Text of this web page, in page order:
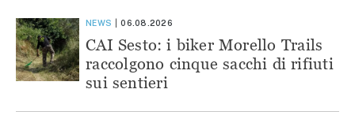
NEWS 06.08.2026
CAI Sesto: i biker Morello Trails
raccolgono cinque sacchi di rifiuti
sui sentieri